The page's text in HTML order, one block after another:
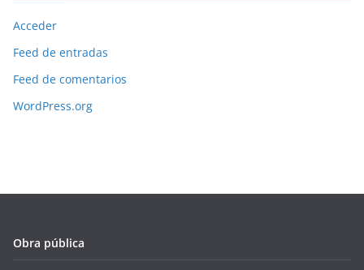
Acceder
Feed de entradas
Feed de comentarios
WordPress.org
Obra pública